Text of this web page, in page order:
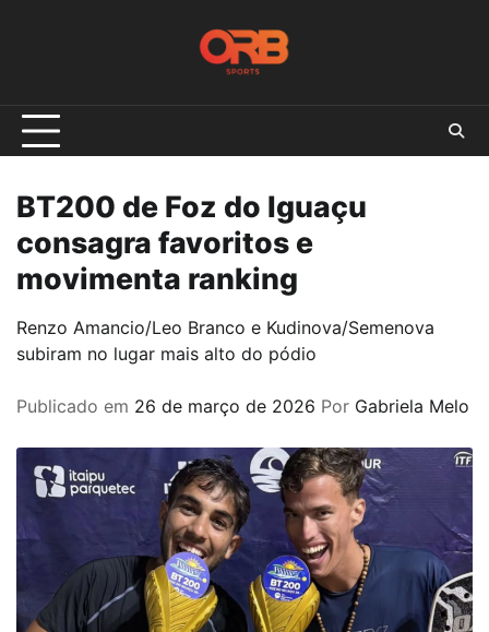
BT200 de Foz do Iguaçu
consagra favoritos e
movimenta ranking
Renzo Amancio/Leo Branco e Kudinova/Semenova
subiram no lugar mais alto do pódio
Publicado em 26 de março de 2026 Por Gabriela Melo